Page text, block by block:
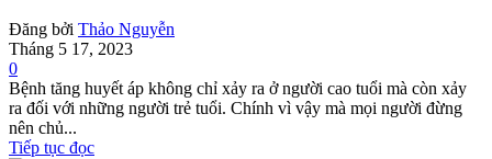
Đăng bởi Thảo Nguyễn
Tháng 5 17, 2023
0
Bệnh tăng huyết áp không chỉ xảy ra ở người cao tuổi mà còn xảy
ra đối với những người trẻ tuổi. Chính vì vậy mà mọi người đừng
nên chủ...
Tiếp tục đọc